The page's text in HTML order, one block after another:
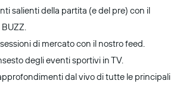
salienti della partita (e del pre) con il
di mercato con il nostro feed.
degli eventi sportivi in TV.
dal vivo di tutte le principali